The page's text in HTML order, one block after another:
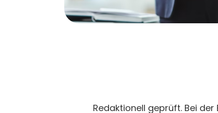
Redaktionell geprüft. Bei